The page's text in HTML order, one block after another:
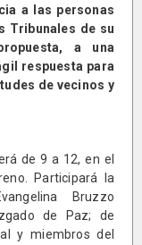
a las personas
Tribunales de su
a una
respuesta para
de vecinos y
de 9 a 12, en el
Participará la
Bruzzo
de Paz; de
y miembros del